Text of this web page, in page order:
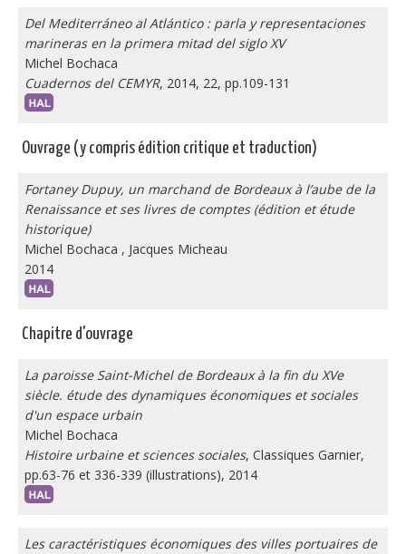
Del Mediterráneo al Atlántico : parla y representaciones
marineras en la primera mitad del siglo XV
Michel Bochaca
Cuadernos del CEMYR, 2014, 22, pp.109-131
Ouvrage (y compris édition critique et traduction)
Fortaney Dupuy, un marchand de Bordeaux à l’aube de la
Renaissance et ses livres de comptes (édition et étude
historique)
Michel Bochaca , Jacques Micheau
2014
Chapitre d'ouvrage
La paroisse Saint-Michel de Bordeaux à la fin du XVe
siècle. étude des dynamiques économiques et sociales
d'un espace urbain
Michel Bochaca
Histoire urbaine et sciences sociales, Classiques Garnier,
pp.63-76 et 336-339 (illustrations), 2014
Les caractéristiques économiques des villes portuaires de